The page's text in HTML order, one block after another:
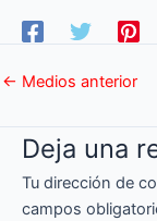
← Medios anterior
Deja una
Tu dirección de
campos